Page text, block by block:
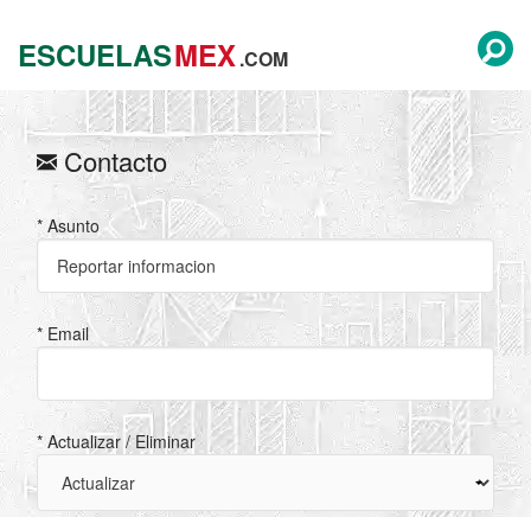
ESCUELASMEX.COM
Contacto
* Asunto
* Email
* Actualizar / Eliminar